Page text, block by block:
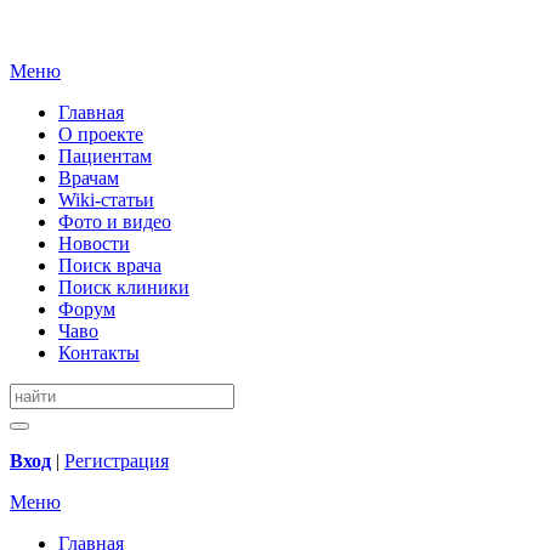
Меню
Главная
О проекте
Пациентам
Врачам
Wiki-статьи
Фото и видео
Новости
Поиск врача
Поиск клиники
Форум
Чаво
Контакты
Вход | Регистрация
Меню
Главная